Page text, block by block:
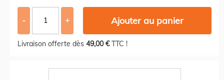
- + Ajouter au panier
Livraison offerte dès 49,00 €TTC !